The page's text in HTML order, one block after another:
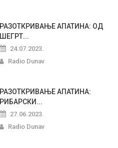
РАЗОТКРИВАЊЕ АПАТИНА: ОД
ШЕГРТ...
24.07.2023.
Radio Dunav
РАЗОТКРИВАЊЕ АПАТИНА:
РИБАРСКИ...
27.06.2023.
Radio Dunav